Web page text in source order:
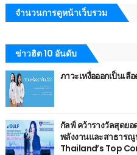
จำนวนการดูหน้าเว็บรวม
ข่าวฮิต 10 อันดับ
ภาวะเหงื่อออกเป็นเลื
กัลฟ์ คว้ารางวัลสุดย
พลังงานและสาธารณู
Thailand’s Top